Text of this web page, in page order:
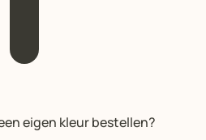
eigen kleur bestellen?